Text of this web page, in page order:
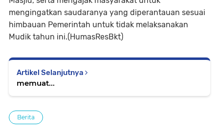
mengingatkan saudaranya yang diperantauan sesuai
himbauan Pemerintah untuk tidak melaksanakan
Mudik tahun ini.(HumasResBkt)
Artikel Selanjutnya
memuat...
Berita